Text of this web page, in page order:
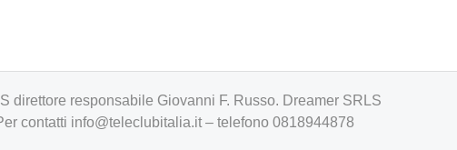
direttore responsabile Giovanni F. Russo. Dreamer SRLS
contatti info@teleclubitalia.it – telefono 0818944878